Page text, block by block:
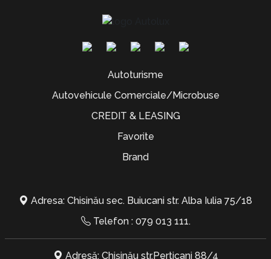
Autoturisme
Autovehicule Comerciale/Microbuse
CREDIT & LEASING
Favorite
Brand
Adresa: Chisinău sec. Buiucani str. Alba Iulia 75/18
Telefon : 079 013 111.
Adresă: Chișinău str.Perticani 88/4